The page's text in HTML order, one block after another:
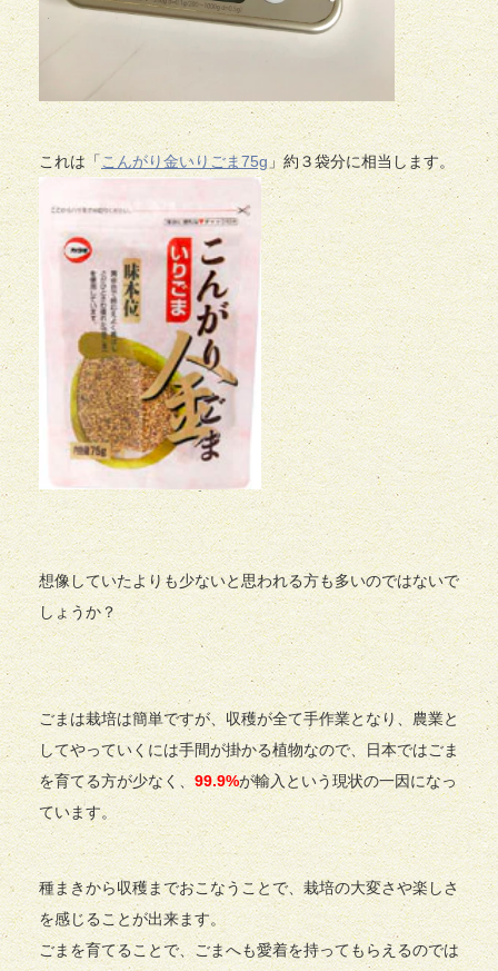
これは「こんがり金いりごま75g」約３袋分に相当します。
想像していたよりも少ないと思われる方も多いのではないで
しょうか？
ごまは栽培は簡単ですが、収穫が全て手作業となり、農業と
してやっていくには手間が掛かる植物なので、日本ではごま
を育てる方が少なく、99.9%が輸入という現状の一因になっ
ています。
種まきから収穫までおこなうことで、栽培の大変さや楽しさ
を感じることが出来ます。
ごまを育てることで、ごまへも愛着を持ってもらえるのでは